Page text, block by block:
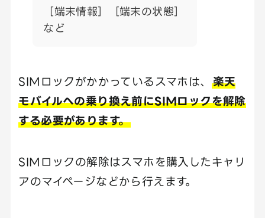
［端末情報］［端末の状態］
など
SIMロックがかかっているスマホは、 楽天
モバイルへの乗り換え前にSIMロックを解除
する必要があります。
SIMロックの解除はスマホを購入したキャリ
アのマイページなどから行えます。